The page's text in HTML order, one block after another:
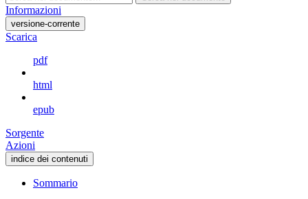
Informazioni
versione-corrente
Scarica
pdf
html
epub
Sorgente
Azioni
indice dei contenuti
Sommario